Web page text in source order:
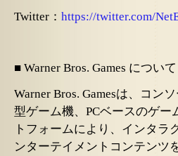
Twitter：https://twitter.com/
■ Warner Bros. Games について
Warner Bros. Gamesは、コン
型ゲーム機、PCベースのゲー
トフォームにより、インタラ
ンターテイメントコンテンツ